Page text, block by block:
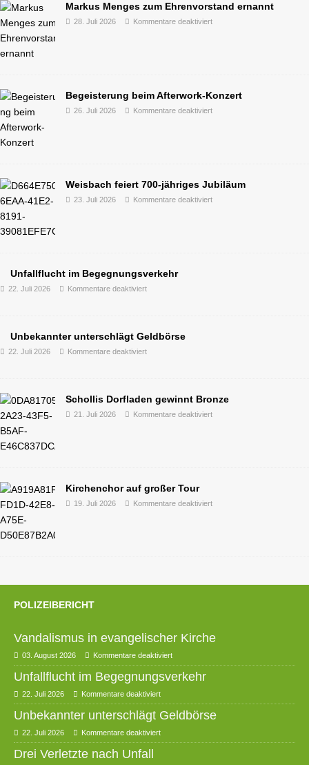
Markus Menges zum Ehrenvorstand ernannt
28. Juli 2026 Kommentare deaktiviert
Begeisterung beim Afterwork-Konzert
26. Juli 2026 Kommentare deaktiviert
Weisbach feiert 700-jähriges Jubiläum
23. Juli 2026 Kommentare deaktiviert
Unfallflucht im Begegnungsverkehr
22. Juli 2026 Kommentare deaktiviert
Unbekannter unterschlägt Geldbörse
22. Juli 2026 Kommentare deaktiviert
Schollis Dorfladen gewinnt Bronze
21. Juli 2026 Kommentare deaktiviert
Kirchenchor auf großer Tour
19. Juli 2026 Kommentare deaktiviert
POLIZEIBERICHT
Vandalismus in evangelischer Kirche
03. August 2026 Kommentare deaktiviert
Unfallflucht im Begegnungsverkehr
22. Juli 2026 Kommentare deaktiviert
Unbekannter unterschlägt Geldbörse
22. Juli 2026 Kommentare deaktiviert
Drei Verletzte nach Unfall